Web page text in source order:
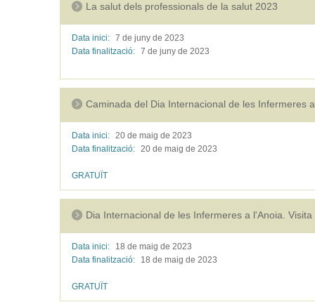
La salut dels professionals de la salut 2023
Data inici: 7 de juny de 2023
Data finalització: 7 de juny de 2023
Caminada del Dia Internacional de les Infermeres
Data inici: 20 de maig de 2023
Data finalització: 20 de maig de 2023
GRATUÏT
Dia Internacional de les Infermeres a l'Anoia.
Data inici: 18 de maig de 2023
Data finalització:
18 de maig de 2023
GRATUÏT